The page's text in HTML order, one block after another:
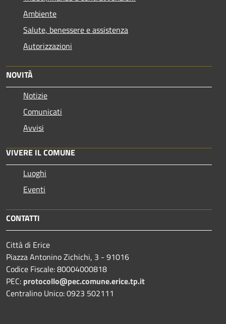
Ambiente
Salute, benessere e assistenza
Autorizzazioni
NOVITÀ
Notizie
Comunicati
Avvisi
VIVERE IL COMUNE
Luoghi
Eventi
CONTATTI
Città di Erice
Piazza Antonino Zichichi, 3 - 91016
Codice Fiscale: 80004000818
PEC: protocollo@pec.comune.erice.tp.it
Centralino Unico: 0923 502111